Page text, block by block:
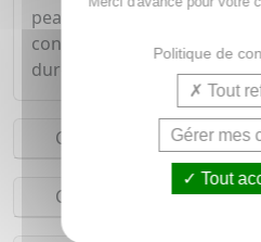
peau est laissée
confortable, pour une
dure toute la journée.
Conseils d'utilisation
Composition
Politique de
Tout
Gérer mes
Tout